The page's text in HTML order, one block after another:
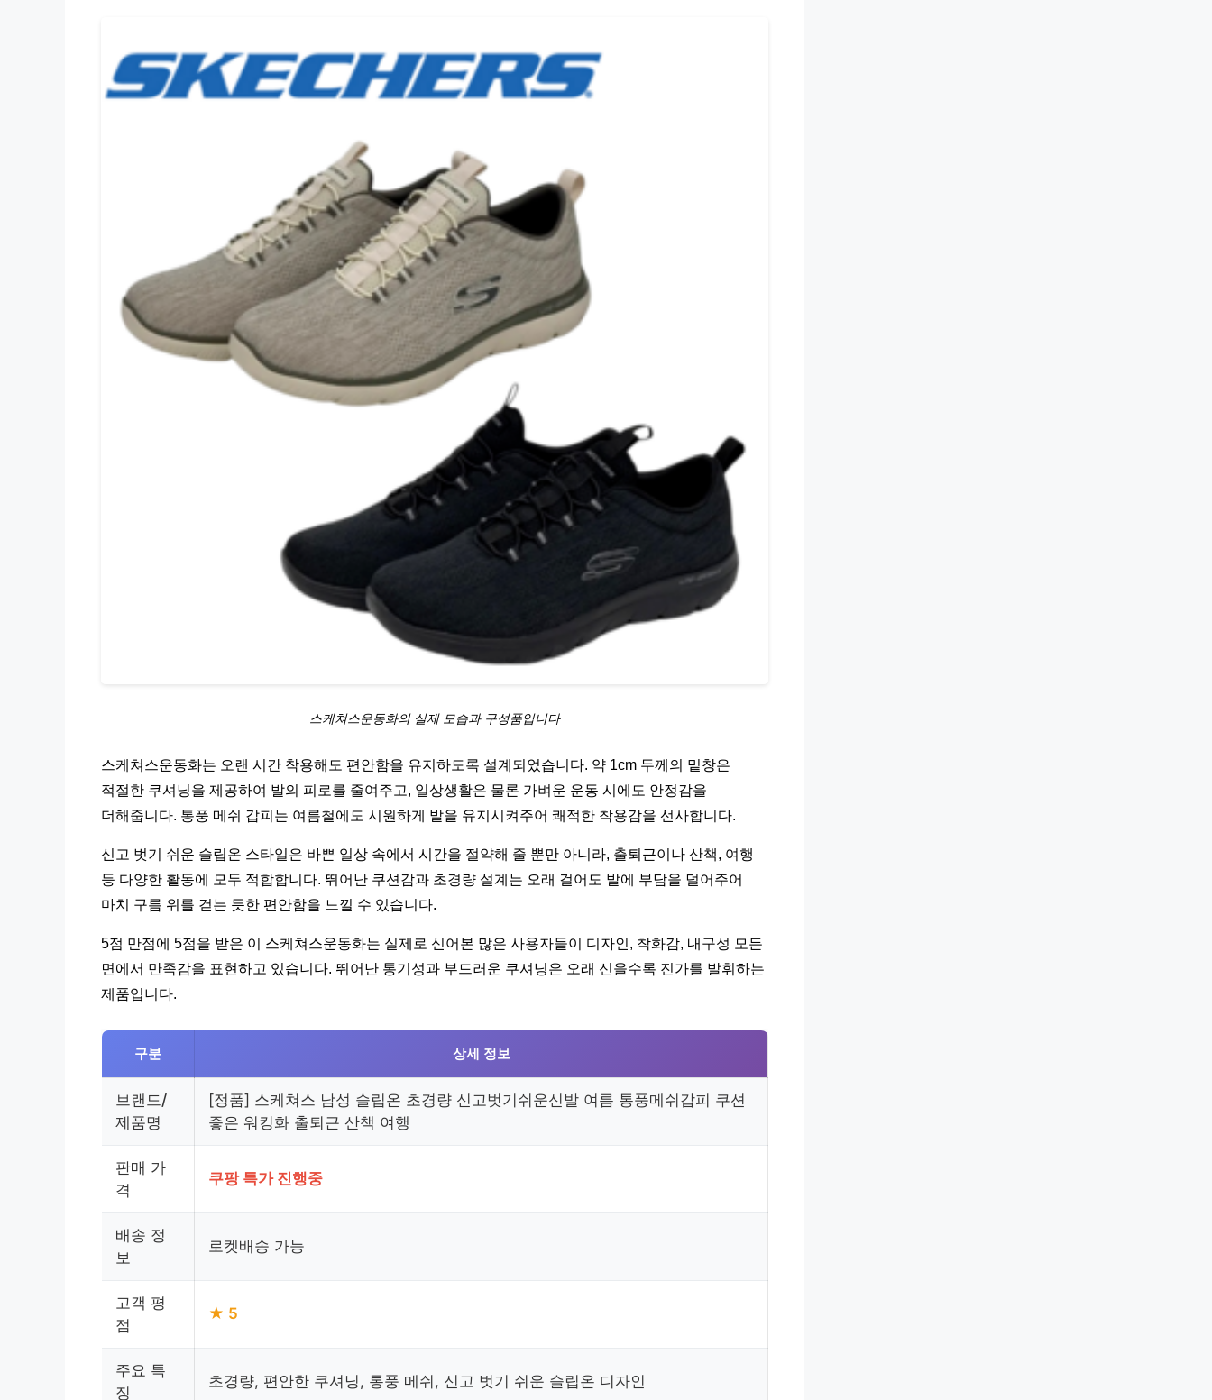
스케쳐스운동화의 실제 모습과 구성품입니다
스케쳐스운동화는 오랜 시간 착용해도 편안함을 유지하도록 설계되었습니다. 약 1cm 두께의 밑창은
적절한 쿠셔닝을 제공하여 발의 피로를 줄여주고, 일상생활은 물론 가벼운 운동 시에도 안정감을
더해줍니다. 통풍 메쉬 갑피는 여름철에도 시원하게 발을 유지시켜주어 쾌적한 착용감을 선사합니다.
신고 벗기 쉬운 슬립온 스타일은 바쁜 일상 속에서 시간을 절약해 줄 뿐만 아니라, 출퇴근이나 산책, 여행
등 다양한 활동에 모두 적합합니다. 뛰어난 쿠션감과 초경량 설계는 오래 걸어도 발에 부담을 덜어주어
마치 구름 위를 걷는 듯한 편안함을 느낄 수 있습니다.
5점 만점에 5점을 받은 이 스케쳐스운동화는 실제로 신어본 많은 사용자들이 디자인, 착화감, 내구성 모든
면에서 만족감을 표현하고 있습니다. 뛰어난 통기성과 부드러운 쿠셔닝은 오래 신을수록 진가를 발휘하는
제품입니다.
구분 상세 정보
브랜드/
제품명
[정품] 스케쳐스 남성 슬립온 초경량 신고벗기쉬운신발 여름 통풍메쉬갑피 쿠션
좋은 워킹화 출퇴근 산책 여행
판매 가
격
쿠팡 특가 진행중
배송 정
보
로켓배송 가능
고객 평
점
★ 5
주요 특
징
초경량, 편안한 쿠셔닝, 통풍 메쉬, 신고 벗기 쉬운 슬립온 디자인